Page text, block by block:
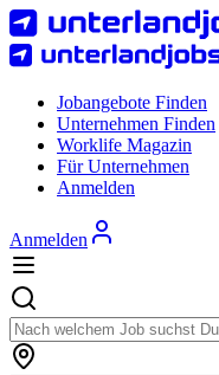
Jobangebote Finden
Unternehmen Finden
Worklife Magazin
Für Unternehmen
Anmelden
Anmelden